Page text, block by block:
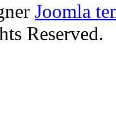
Joomla
Reserved.